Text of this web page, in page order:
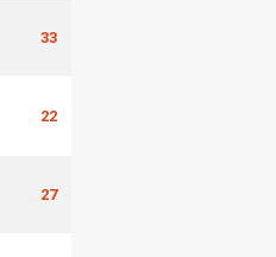
33
22
27